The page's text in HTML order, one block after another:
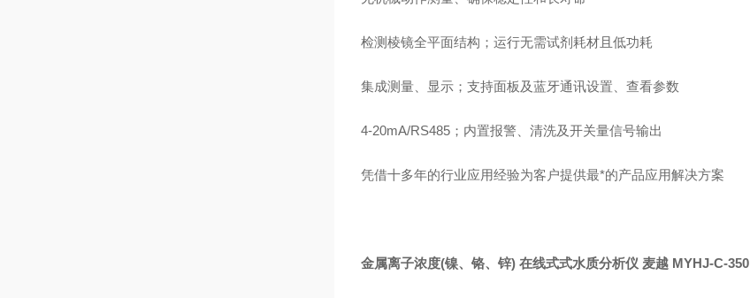
检测棱镜全平面结构；运行无需试剂耗材且低功耗
集成测量、显示；支持面板及蓝牙通讯设置、查看参数
4-20mA/RS485；内置报警、清洗及开关量信号输出
凭借十多年的行业应用经验为客户提供最*的产品应用解决方案
金属离子浓度(镍、铬、锌) 在线式式水质分析仪 麦越 MYHJ-C-350